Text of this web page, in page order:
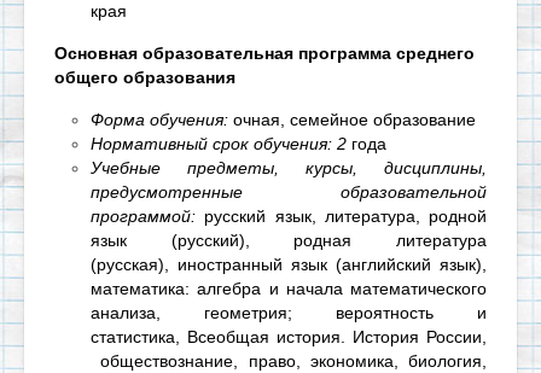
края
Основная образовательная программа среднего
общего образования
Форма обучения: очная, семейное образование
Нормативный срок обучения: 2 года
Учебные предметы, курсы, дисциплины,
предусмотренные образовательной
программой: русский язык, литература, родной
язык (русский), родная литература
(русская), иностранный язык (английский язык),
математика: алгебра и начала математического
анализа, геометрия; вероятность и
статистика, Всеобщая история. История России,
обществознание, право, экономика, биология,